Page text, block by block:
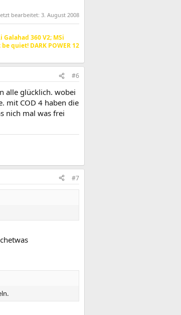
bearbeitet: 3. August 2008
Galahad 360 V2; MSi
quiet! DARK POWER 12
#6
alle glücklich. wobei
mit COD 4 haben die
nich mal was frei
#7